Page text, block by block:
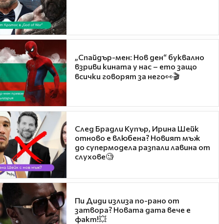
„Спайдър-мен: Нов ден“ буквално
взриви кината у нас – ето защо
всички говорят за него👀🎬
След Брадли Купър, Ирина Шейк
отново е влюбена? Новият мъж
до супермодела разпали лавина от
слухове🧐
Пи Диди излиза по-рано от
затвора? Новата дата вече е
факт!💥